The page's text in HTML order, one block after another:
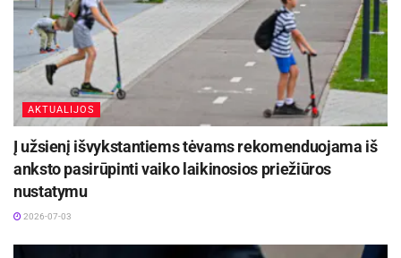
AKTUALIJOS
Į užsienį išvykstantiems tėvams rekomenduojama iš
anksto pasirūpinti vaiko laikinosios priežiūros
nustatymu
2026-07-03